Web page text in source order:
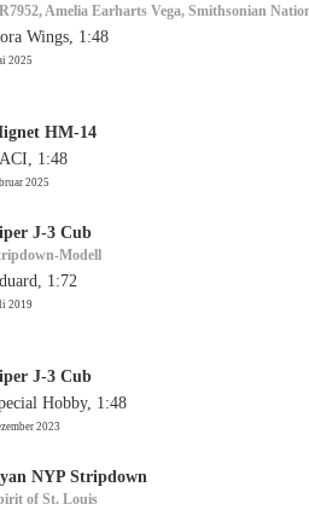
Amelia Earharts Vega, Smithsonian
Wings, 1:48
2025
HM-14
1:48
2025
J-3 Cub
Modell
1:72
2019
J-3 Cub
Hobby, 1:48
2023
NYP Stripdown
of St. Louis